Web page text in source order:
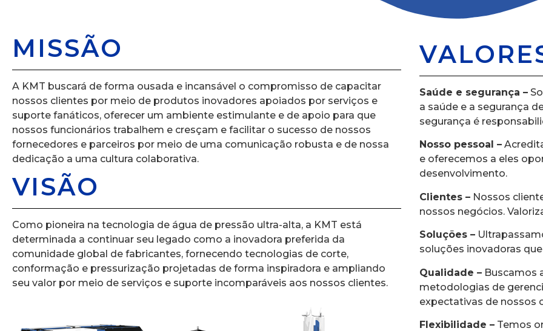
MISSÃO
A KMT buscará de forma ousada e incansável o compromisso de capacitar
nossos clientes por meio de produtos inovadores apoiados por serviços e
suporte fanáticos, oferecer um ambiente estimulante e de apoio para que
nossos funcionários trabalhem e cresçam e facilitar o sucesso de nossos
fornecedores e parceiros por meio de uma comunicação robusta e de nossa
dedicação a uma cultura colaborativa.
VISÃO
Como pioneira na tecnologia de água de pressão ultra-alta, a KMT está
determinada a continuar seu legado como a inovadora preferida da
comunidade global de fabricantes, fornecendo tecnologias de corte,
conformação e pressurização projetadas de forma inspiradora e ampliando
seu valor por meio de serviços e suporte incomparáveis aos nossos clientes.
Saúde e segurança –
a saúde e a segurança
segurança é
Nosso pessoal –
e oferecemos a eles
desenvolvimento.
Clientes – Nossos
nossos negócios.
Soluções –
soluções inovadoras
Qualidade – Buscamos
metodologias de
expectativas de nossos
Flexibilidade – Temos